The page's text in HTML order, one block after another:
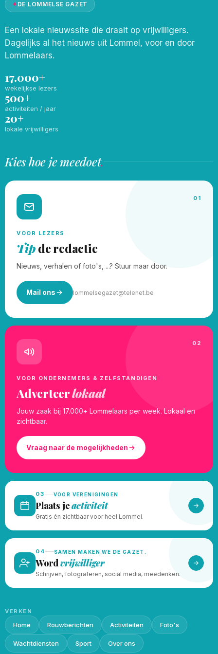
✦DE LOMMELSE GAZET
Een lokale nieuwssite die draait op vrijwilligers.
Dagelijks al het nieuws uit Lommel, voor en door
Lommelaars.
17.000+
wekelijkse lezers
500+
activiteiten / jaar
20+
lokale vrijwilligers
Kies hoe je meedoet.
01
VOOR LEZERS
Tipde redactie
Nieuws, verhalen of foto's, ...? Stuur maar door.
Mail ons lommelsegazet@telenet.be
02
VOOR ONDERNEMERS & ZELFSTANDIGEN
Adverteerlokaal
Jouw zaak bij 17.000+ Lommelaars per week. Lokaal en
zichtbaar.
Vraag naar de mogelijkheden
03 VOOR VERENIGINGEN
Plaats jeactiviteit
Gratis én zichtbaar voor heel Lommel.
04 SAMEN MAKEN WE DE GAZET.
Wordvrijwilliger
Schrijven, fotograferen, social media, meedenken.
VERKEN
Home Rouwberichten Activiteiten Foto's
Wachtdiensten Sport Over ons